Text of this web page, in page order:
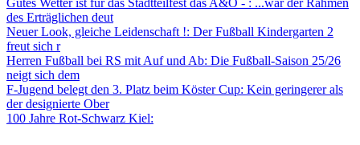
Gutes Wetter ist für das Stadtteilfest das A&O - : ...war der Rahmen
des Erträglichen deut
Neuer Look, gleiche Leidenschaft !: Der Fußball Kindergarten 2
freut sich r
Herren Fußball bei RS mit Auf und Ab: Die Fußball-Saison 25/26
neigt sich dem
F-Jugend belegt den 3. Platz beim Köster Cup: Kein geringerer als
der designierte Ober
100 Jahre Rot-Schwarz Kiel: